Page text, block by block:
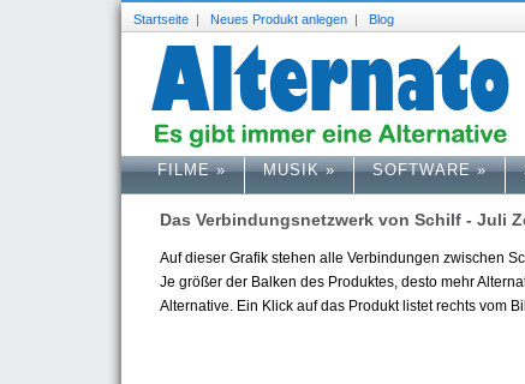
Startseite | Neues Produkt anlegen | Blog
FILME» MUSIK» SOFTWARE»
Das Verbindungsnetzwerk von Schilf - Juli
Auf dieser Grafik stehen alle Verbindungen zwischen
Je größer der Balken des Produktes, desto mehr
Alternative. Ein Klick auf das Produkt listet rechts vom